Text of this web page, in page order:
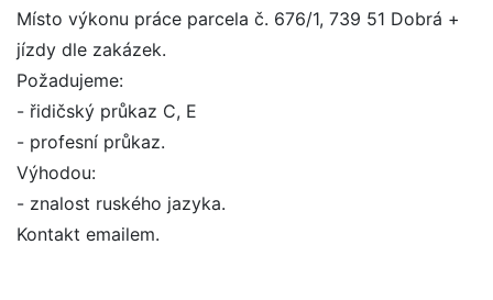
Místo výkonu práce parcela č. 676/1, 739 51 Dobrá +
jízdy dle zakázek.
Požadujeme:
- řidičský průkaz C, E
- profesní průkaz.
Výhodou:
- znalost ruského jazyka.
Kontakt emailem.